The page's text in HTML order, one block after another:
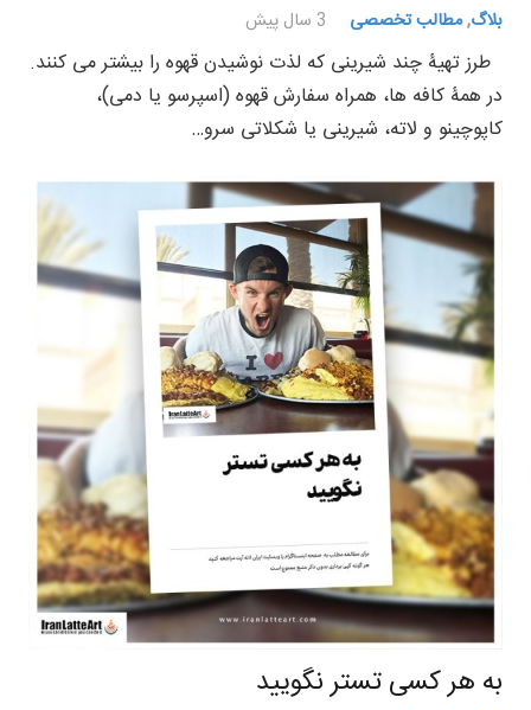
بلاگ,مطالب تخصصی 3 سال پیش
طرز تهیۀ چند شیرینی که لذت نوشیدن قهوه را بیشتر می کنند.
در همۀ کافه ها، همراه سفارش قهوه (اسپرسو یا دمی)،
کاپوچینو و لاته، شیرینی یا شکلاتی سرو…
به هر کسی تستر نگویید